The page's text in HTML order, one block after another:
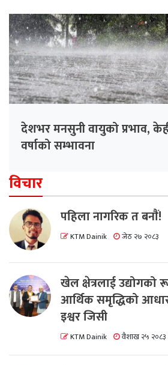
देशभर मनसुनी वायुको प्रभाव,
वर्षाको सम्भावना
विचार
पहिला नागरिक त बनाैं!
KTM Dainik जेठ २७ २०८३
खेल क्षेत्रलाई उद्योगको
आर्थिक समृद्धिको
इश्वर जिसी
KTM Dainik वैशाख २५ २०८३